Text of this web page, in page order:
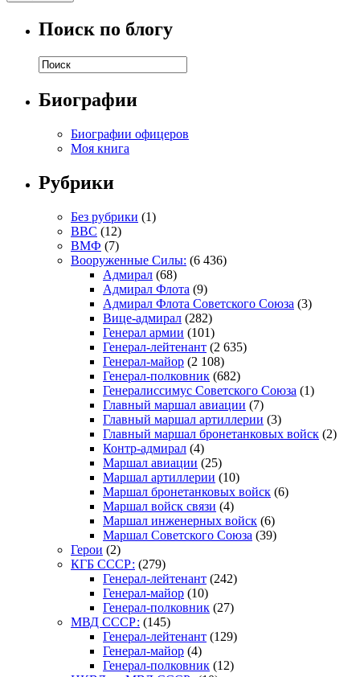
Поиск по блогу
Биографии
Биографии офицеров
Моя книга
Рубрики
Без рубрики (1)
ВВС (12)
ВМФ (7)
Вооруженные Силы: (6 436)
Адмирал (68)
Адмирал Флота (9)
Адмирал Флота Советского Союза (3)
Вице-адмирал (282)
Генерал армии (101)
Генерал-лейтенант (2 635)
Генерал-майор (2 108)
Генерал-полковник (682)
Генералиссимус Советского Союза (1)
Главный маршал авиации (7)
Главный маршал артиллерии (3)
Главный маршал бронетанковых войск (2)
Контр-адмирал (4)
Маршал авиации (25)
Маршал артиллерии (10)
Маршал бронетанковых войск (6)
Маршал войск связи (4)
Маршал инженерных войск (6)
Маршал Советского Союза (39)
Герои (2)
КГБ СССР: (279)
Генерал-лейтенант (242)
Генерал-майор (10)
Генерал-полковник (27)
МВД СССР: (145)
Генерал-лейтенант (129)
Генерал-майор (4)
Генерал-полковник (12)